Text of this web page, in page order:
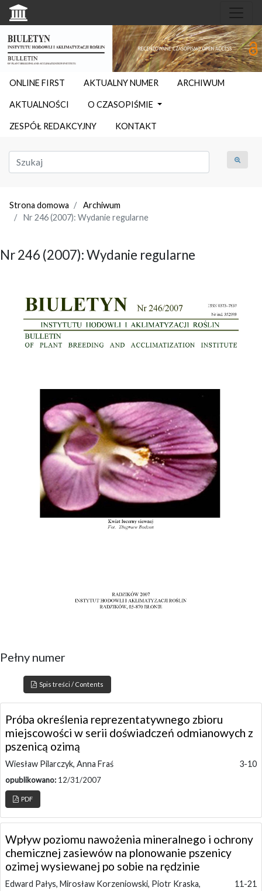
ONLINE FIRST AKTUALNY NUMER ARCHIWUM
AKTUALNOŚCI O CZASOPIŚMIE
ZESPÓŁ REDAKCYJNY KONTAKT
Strona domowa
Archiwum
Nr 246 (2007): Wydanie regularne
Nr 246 (2007): Wydanie regularne
Pełny numer
Spis treści / Contents
Próba określenia reprezentatywnego zbioru
miejscowości w serii doświadczeń odmianowych z
pszenicą ozimą
Wiesław Pilarczyk, Anna Fraś 3-10
opublikowano: 12/31/2007
PDF
Wpływ poziomu nawożenia mineralnego i ochrony
chemicznej zasiewów na plonowanie pszenicy
ozimej wysiewanej po sobie na rędzinie
Edward Pałys, Mirosław Korzeniowski, Piotr Kraska,
11-21